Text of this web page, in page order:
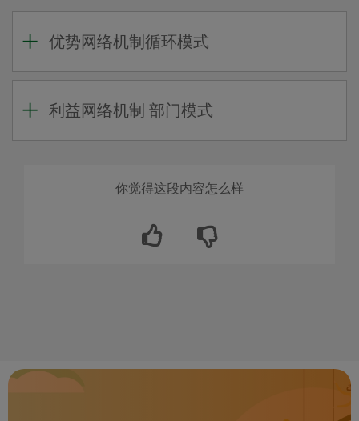
优势网络机制循环模式
利益网络机制 部门模式
你觉得这段内容怎么样